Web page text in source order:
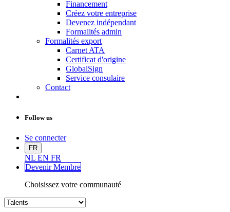
Financement
Créez votre entreprise
Devenez indépendant
Formalités admin
Formalités export
Carnet ATA
Certificat d'origine
GlobalSign
Service consulaire
Contact
Follow us
Se connecter
FR
NL EN FR
Devenir Membre
Choisissez votre communauté